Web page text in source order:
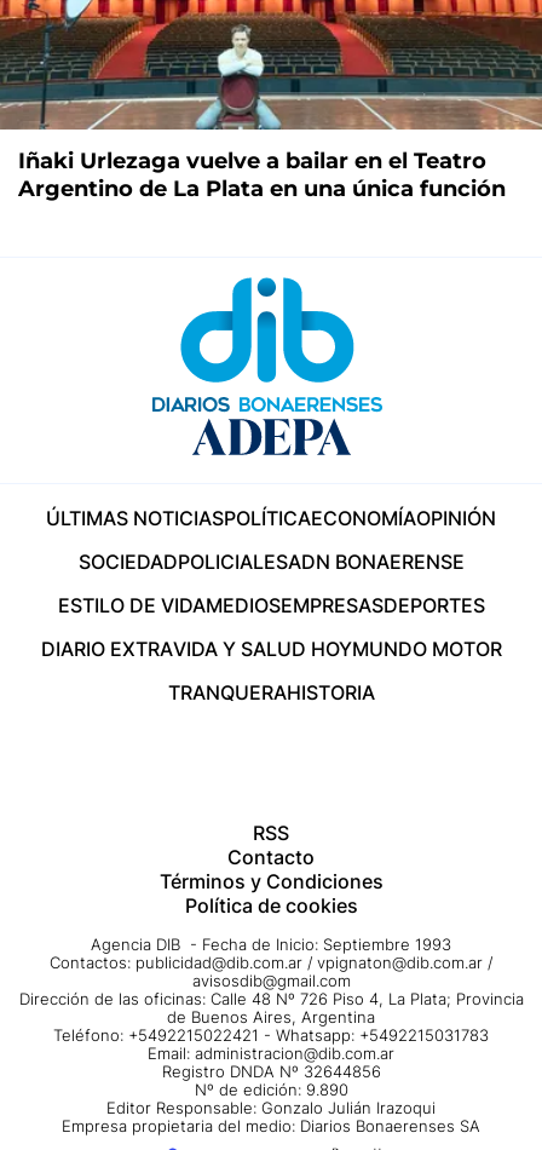
Iñaki Urlezaga vuelve a bailar en el Teatro
Argentino de La Plata en una única función
ÚLTIMAS NOTICIASPOLÍTICAECONOMÍAOPINIÓN
SOCIEDADPOLICIALESADN BONAERENSE
ESTILO DE VIDAMEDIOSEMPRESASDEPORTES
DIARIO EXTRAVIDA Y SALUD HOYMUNDO MOTOR
TRANQUERAHISTORIA
RSS
Contacto
Términos y Condiciones
Política de cookies
Agencia DIB - Fecha de Inicio: Septiembre 1993
Contactos: publicidad@dib.com.ar / vpignaton@dib.com.ar /
avisosdib@gmail.com
Dirección de las oficinas: Calle 48 Nº 726 Piso 4, La Plata; Provincia
de Buenos Aires, Argentina
Teléfono: +5492215022421 - Whatsapp: +5492215031783
Email: administracion@dib.com.ar
Registro DNDA Nº 32644856
Nº de edición: 9.890
Editor Responsable: Gonzalo Julián Irazoqui
Empresa propietaria del medio: Diarios Bonaerenses SA